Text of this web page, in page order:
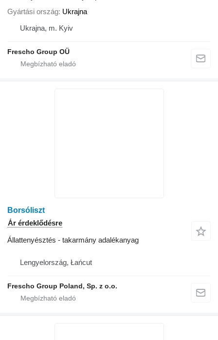
Gyártási ország Ukrajna
Ukrajna, m. Kyiv
Frescho Group OÜ
Borsóliszt
Ár érdeklődésre
Állattenyésztés - takarmány adalékanyag
Lengyelország, Łańcut
Frescho Group Poland, Sp. z o.o.